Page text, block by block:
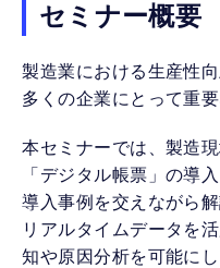
セミナー概要
製造業における生産性
多くの企業にとって重要
本セミナーでは、製造
「デジタル帳票」の導
導入事例を交えながら解
リアルタイムデータを
知や原因分析を可能に